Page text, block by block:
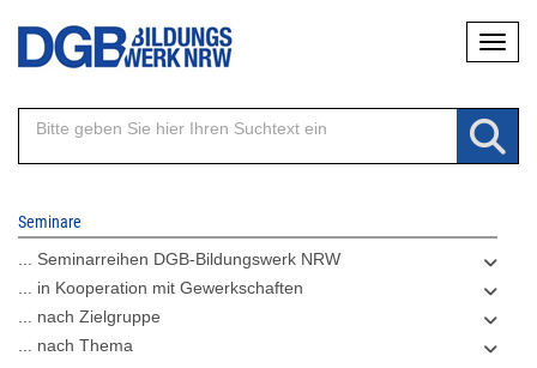
Direkt
Inhalt
Seminare
... Seminarreihen DGB-Bildungswerk NRW
... in Kooperation mit Gewerkschaften
... nach Zielgruppe
... nach Thema